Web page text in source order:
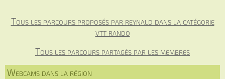
Tous les parcours proposés par reynald dans la catégorie
vtt rando
Tous les parcours partagés par les membres
Webcams dans la région